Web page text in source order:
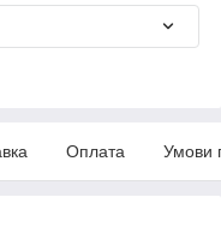
Оплата Умови